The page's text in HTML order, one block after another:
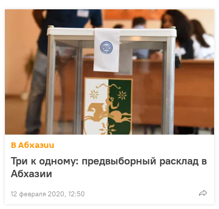
В Абхазии
Три к одному: предвыборный расклад в
Абхазии
12 февраля 2020, 12:50